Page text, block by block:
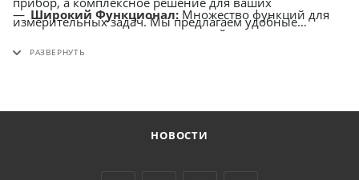
Широкий Функционал: Множество функций для
проведения сложных измерений и анализа
сигналов.
измерительных задач. Мы предлагаем удобные
различных комплектаций. После совершения купли ,
этого, мы предлагаем возможность получения скидки
НОВОСТИ